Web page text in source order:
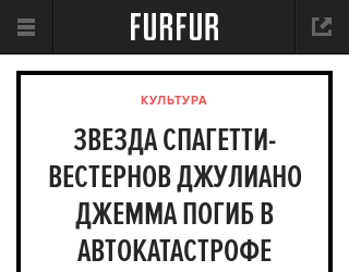
КУЛЬТУРА
ЗВЕЗДА СПАГЕТТИ-
ВЕСТЕРНОВ ДЖУЛИАНО
ДЖЕММА ПОГИБ В
АВТОКАТАСТРОФЕ